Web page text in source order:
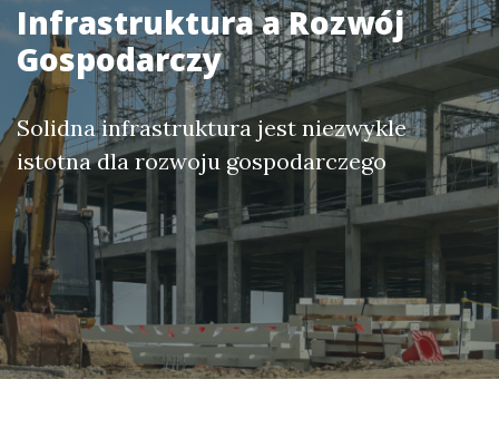
Infrastruktura a Rozwój
Gospodarczy
Solidna infrastruktura jest niezwykle
istotna dla rozwoju gospodarczego